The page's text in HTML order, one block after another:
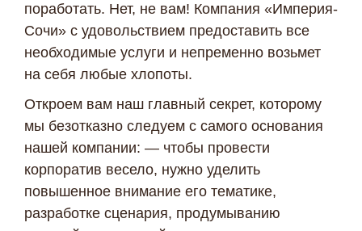
поработать. Нет, не вам! Компания «Империя-
Сочи» с удовольствием предоставить все
необходимые услуги и непременно возьмет
на себя любые хлопоты.
Откроем вам наш главный секрет, которому
мы безотказно следуем с самого основания
нашей компании: — чтобы провести
корпоратив весело, нужно уделить
повышенное внимание его тематике,
разработке сценария, продумыванию